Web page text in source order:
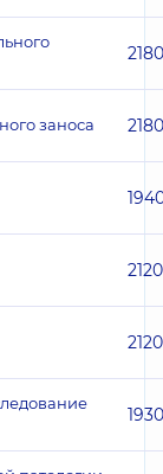
2180
заноса 2180
2120
2120
1930